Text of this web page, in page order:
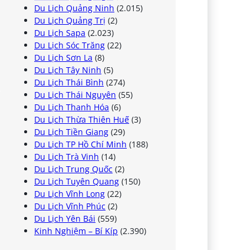
Du Lịch Quảng Ninh (2.015)
Du Lịch Quảng Trị (2)
Du Lịch Sapa (2.023)
Du Lịch Sóc Trăng (22)
Du Lịch Sơn La (8)
Du Lịch Tây Ninh (5)
Du Lịch Thái Bình (274)
Du Lịch Thái Nguyên (55)
Du Lịch Thanh Hóa (6)
Du Lịch Thừa Thiên Huế (3)
Du Lịch Tiền Giang (29)
Du Lịch TP Hồ Chí Minh (188)
Du Lịch Trà Vinh (14)
Du Lịch Trung Quốc (2)
Du Lịch Tuyên Quang (150)
Du Lịch Vĩnh Long (22)
Du Lịch Vĩnh Phúc (2)
Du Lịch Yên Bái (559)
Kinh Nghiệm – Bí Kíp (2.390)